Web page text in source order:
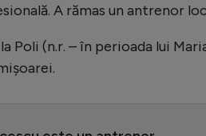
A rămas un antrenor
Poli (n.r. – în perioada lui